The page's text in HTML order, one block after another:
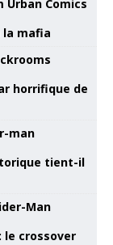
la mafia
horrifique de
tient-il
le crossover